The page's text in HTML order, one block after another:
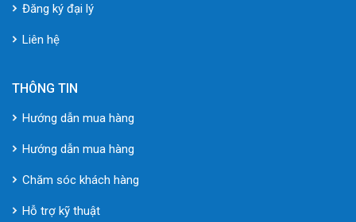
Đăng ký đại lý
Liên hệ
THÔNG TIN
Hướng dẫn mua hàng
Hướng dẫn mua hàng
Chăm sóc khách hàng
Hỗ trợ kỹ thuật